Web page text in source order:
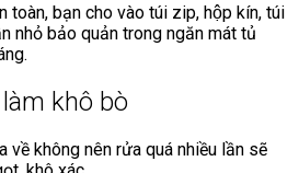
toàn, bạn cho vào túi zip, hộp kín, túi
nhỏ bảo quản trong ngăn mát tủ
khô bò
về không nên rửa quá nhiều lần sẽ